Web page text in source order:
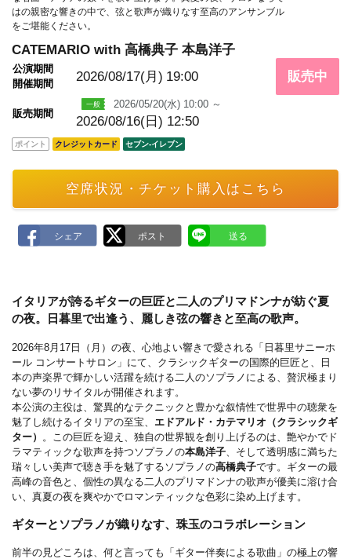
はの親密な響きの中で、弦と歌声が織りなす至高のアンサンブル
をご堪能ください。
CATEMARIO with 高橋典子 本島洋子
公演期間
開催期間
2026/08/17(月) 19:00
販売期間
2026/05/20(水) 10:00 ～
2026/08/16(日) 12:50
販売中
ポイント クレジットカード セブン‐イレブン
空席状況・チケット購入はこちら
イタリアが誇るギターの巨匠と二人のプリマドンナが紡ぐ夏
の夜。日暮里で出逢う、麗しき弦の響きと至高の歌声。
2026年8月17日（月）の夜、心地よい響きで愛される「日暮里サニーホ
ール コンサートサロン」にて、クラシックギターの国際的巨匠と、日
本の声楽界で輝かしい活躍を続ける二人のソプラノによる、贅沢極まり
ない夢のリサイタルが開催されます。
本公演の主役は、驚異的なテクニックと豊かな叙情性で世界中の聴衆を
魅了し続けるイタリアの至宝、 エドアルド・カテマリオ（クラシックギ
ター）
。この巨匠を迎え、独自の世界観を創り上げるのは、艶やかでド
ラマティックな歌声を持つソプラノの本島洋子 、そして透明感に満ちた
瑞々しい美声で聴き手を魅了するソプラノの高橋典子です。ギターの最
高峰の音色と、個性の異なる二人のプリマドンナの歌声が優美に溶け合
い、真夏の夜を爽やかでロマンティックな色彩に染め上げます。
ギターとソプラノが織りなす、珠玉のコラボレーション
前半の見どころは、何と言っても「ギター伴奏による歌曲」の極上の響